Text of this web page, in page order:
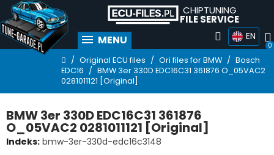
CHIPTUNING
FILE SERVICE
MENU EN
Original ECU files Ori files for BMW
Bosch
EDC16
BMW 3er 330D EDC16C31 361876 O_05VAC2
0281011121 [Original]
BMW 3er 330D EDC16C31 361876
O_05VAC2 0281011121 [Original]
Indeks bmw-3er-330d-edc16c3148